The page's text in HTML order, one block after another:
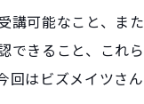
講可能なこと、ま
きること、これ
回はビズメイツさ